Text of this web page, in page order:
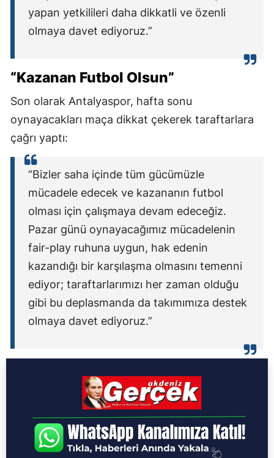
yapan yetkilileri daha dikkatli ve özenli
olmaya davet ediyoruz.”
“Kazanan Futbol Olsun”
Son olarak Antalyaspor, hafta sonu
oynayacakları maça dikkat çekerek taraftarlara
çağrı yaptı:
“Bizler saha içinde tüm gücümüzle
mücadele edecek ve kazananın futbol
olması için çalışmaya devam edeceğiz.
Pazar günü oynayacağımız mücadelenin
fair-play ruhuna uygun, hak edenin
kazandığı bir karşılaşma olmasını temenni
ediyor; taraftarlarımızı her zaman olduğu
gibi bu deplasmanda da takımımıza destek
olmaya davet ediyoruz.”